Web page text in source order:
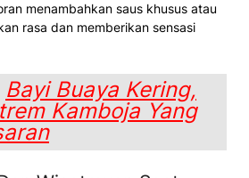
menambahkan saus khusus atau
rasa dan memberikan sensasi
Bayi Buaya Kering,
Kamboja Yang